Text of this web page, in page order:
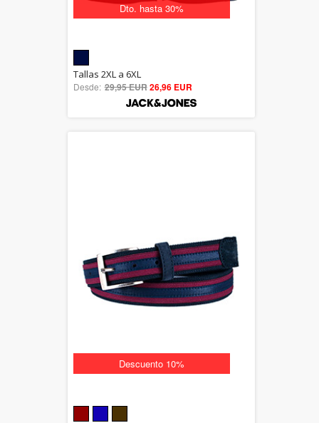
Dto. hasta 30%
5.00
out of 5
Tallas 2XL a 6XL
Desde: 29,95 EUR26,96 EUR
Descuento 10%